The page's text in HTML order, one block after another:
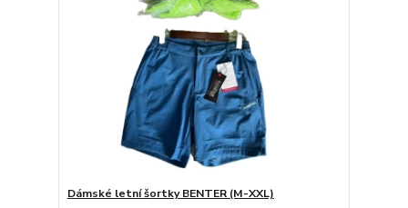
Dámské letní šortky BENTER (M-XXL)